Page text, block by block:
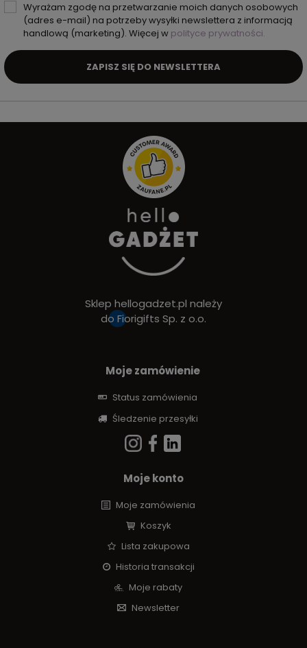
Wyrażam zgodę na przetwarzanie moich danych osobowych
(adres e-mail) na potrzeby wysyłki newslettera z informacją
handlową (marketing). Więcej w polityce prywatności.
ZAPISZ SIĘ DO NEWSLETTERA
Sklep hellogadzet.pl należy
do Fiorigifts Sp. z o.o.
Moje zamówienie
Status zamówienia
Śledzenie przesyłki
Moje konto
Moje zamówienia
Koszyk
Lista zakupowa
Historia transakcji
Moje rabaty
Newsletter